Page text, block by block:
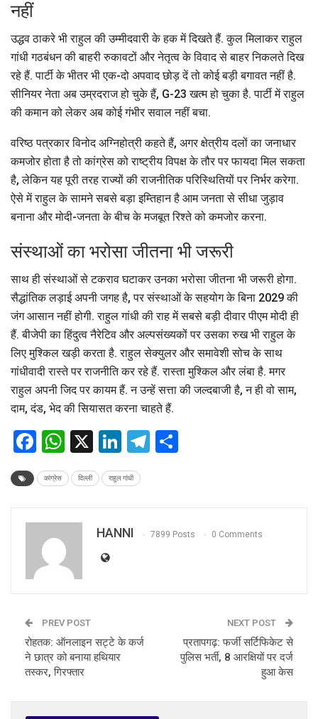
नहीं
उद्धव ठाकरे भी राहुल की उम्मीदवारी के हक में दिखते हैं. कुल मिलाकर राहुल
गांधी गठबंधन की बाहरी रुकावटों और नेतृत्व के विवाद से बाहर निकलते दिख
रहे हैं. पार्टी के भीतर भी एक-दो अपवाद छोड़ दें तो कोई बड़ी बगावत नहीं है.
सीनियर नेता अब उम्रदराज हो चुके हैं, G-23 खत्म हो चुका है. पार्टी में राहुल
की कमान को लेकर अब कोई गंभीर सवाल नहीं बचा.
वरिष्ठ पत्रकार विनोद अग्निहोत्री कहते हैं, अगर क्षेत्रीय दलों का जनाधार
कमजोर होता है तो कांग्रेस को राष्ट्रीय विपक्ष के तौर पर फायदा मिल सकता
है, लेकिन यह पूरी तरह राज्यों की राजनीतिक परिस्थितियों पर निर्भर करेगा.
ऐसे में राहुल के सामने सबसे बड़ा इम्तिहान है आम जनता से सीधा जुड़ाव
बनाना और मोदी-जनता के बीच के मजबूत रिश्ते को कमजोर करना.
संस्थाओं का भरोसा जीतना भी जरूरी
साथ ही संस्थाओं से टकराव घटाकर उनका भरोसा जीतना भी जरूरी होगा.
सैद्धांतिक लड़ाई अपनी जगह है, पर संस्थाओं के सहयोग के बिना 2029 की
जंग आसान नहीं होगी. राहुल गांधी की राह में सबसे बड़ी दीवार पीएम मोदी ही
हैं. बीजेपी का हिंदुत्व नैरेटिव और अल्पसंख्यकों पर उसका रुख भी राहुल के
लिए मुश्किल खड़ी करता है. राहुल सेक्युलर और समावेशी सोच के साथ
गांधीवादी रास्ते पर राजनीति कर रहे हैं. रास्ता मुश्किल और लंबा है. मगर
राहुल अपनी जिद पर कायम हैं. न उन्हें सत्ता की जल्दबाजी है, न ही वो साम,
दाम, दंड, भेद की सियासत करना चाहते हैं.
Facebook
WhatsApp
X LinkedIn
Telegram
कांग्रेस दिल्ली राहुल गांधी
HANNI 7899 Posts 0 Comments
PREV POST
रोहतक: ऑनलाइन सट्टे के कर्ज
ने छात्र को बनाया हथियार
तस्कर, गिरफ्तार
NEXT POST
प्रतापगढ़: फर्जी सर्टिफिकेट से
पुलिस भर्ती, 8 आरक्षियों पर दर्ज
हुआ केस